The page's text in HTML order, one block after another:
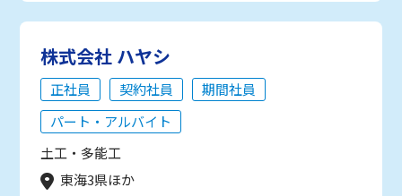
株式会社 ハヤシ
正社員 契約社員
期間社員
パート・アルバイト
土工・多能工
東海3県ほか